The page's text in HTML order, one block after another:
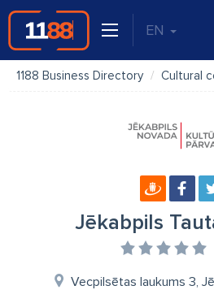
EN
1188 Business Directory Cultural
Jēkabpils
Vecpilsētas laukums 3,